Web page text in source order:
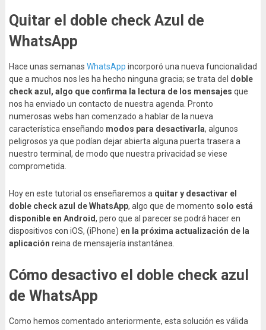
Quitar el doble check Azul de
WhatsApp
Hace unas semanas WhatsApp incorporó una nueva funcionalidad
que a muchos nos les ha hecho ninguna gracia; se trata del doble
check azul, algo que confirma la lectura de los mensajes que
nos ha enviado un contacto de nuestra agenda. Pronto
numerosas webs han comenzado a hablar de la nueva
característica enseñando modos para desactivarla, algunos
peligrosos ya que podían dejar abierta alguna puerta trasera a
nuestro terminal, de modo que nuestra privacidad se viese
comprometida.
Hoy en este tutorial os enseñaremos a quitar y desactivar el
doble checkazul deWhatsApp, algo que de momento solo está
disponible en Android, pero que al parecer se podrá hacer en
dispositivos con iOS, (iPhone) en la próxima actualización de la
aplicación reina de mensajería instantánea.
Cómo desactivo el doble check azul
de WhatsApp
Como hemos comentado anteriormente, esta solución es válida